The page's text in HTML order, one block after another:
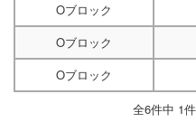
Oブロック
Oブロック
Oブロック
全6件中 1